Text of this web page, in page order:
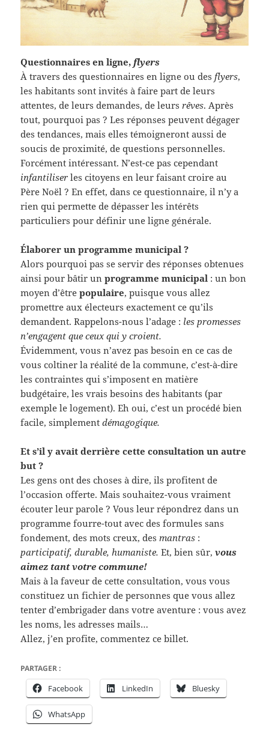
Questionnaires en ligne, flyers
À travers des questionnaires en ligne ou des flyers,
les habitants sont invités à faire part de leurs
attentes, de leurs demandes, de leurs rêves. Après
tout, pourquoi pas ? Les réponses peuvent dégager
des tendances, mais elles témoigneront aussi de
soucis de proximité, de questions personnelles.
Forcément intéressant. N’est-ce pas cependant
infantiliser les citoyens en leur faisant croire au
Père Noël ? En effet, dans ce questionnaire, il n’y a
rien qui permette de dépasser les intérêts
particuliers pour définir une ligne générale.
Élaborer un programme municipal ?
Alors pourquoi pas se servir des réponses obtenues
ainsi pour bâtir unprogramme municipal : un bon
moyen d’êtrepopulaire, puisque vous allez
promettre aux électeurs exactement ce qu’ils
demandent. Rappelons-nous l’adage : les promesses
n’engagent que ceux qui y croient.
Évidemment, vous n’avez pas besoin en ce cas de
vous coltiner la réalité de la commune, c’est-à-dire
les contraintes qui s’imposent en matière
budgétaire, les vrais besoins des habitants (par
exemple le logement). Eh oui, c’est un procédé bien
facile, simplementdémagogique.
Et s’il y avait derrière cette consultation un autre
but ?
Les gens ont des choses à dire, ils profitent de
l’occasion offerte. Mais souhaitez-vous vraiment
écouter leur parole ? Vous leur répondrez dans un
programme fourre-tout avec des formules sans
fondement, des mots creux, des mantras :
participatif, durable, humaniste. Et, bien sûr,vous
aimez tant votre commune!
Mais à la faveur de cette consultation, vous vous
constituez un fichier de personnes que vous allez
tenter d’embrigader dans votre aventure : vous avez
les noms, les adresses mails…
Allez, j’en profite, commentez ce billet.
PARTAGER :
Facebook LinkedIn Bluesky
WhatsApp